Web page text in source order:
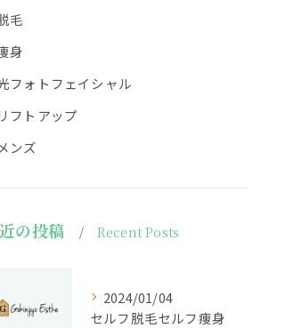
毛
身
フォトフェイシャル
リフトアップ
メンズ
の投稿 Recent Posts
2024/01/04
セルフ脱毛セルフ痩身